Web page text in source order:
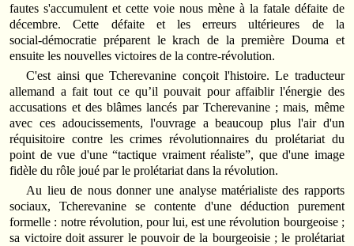
fautes s'accumulent et cette voie nous mène à la fatale défaite de
décembre. Cette défaite et les erreurs ultérieures de la
social‑démocratie préparent le krach de la première Douma et
ensuite les nouvelles victoires de la contre‑révolution.
C'est ainsi que Tcherevanine conçoit l'histoire. Le traducteur
allemand a fait tout ce qu’il pouvait pour affaiblir l'énergie des
accusations et des blâmes lancés par Tcherevanine ; mais, même
avec ces adoucissements, l'ouvrage a beaucoup plus l'air d'un
réquisitoire contre les crimes révolutionnaires du prolétariat du
point de vue d'une “tactique vraiment réaliste”, que d'une image
fidèle du rôle joué par le prolétariat dans la révolution.
Au lieu de nous donner une analyse matérialiste des rapports
sociaux, Tcherevanine se contente d'une déduction purement
formelle : notre révolution, pour lui, est une révolution bourgeoise ;
sa victoire doit assurer le pouvoir de la bourgeoisie ; le prolétariat